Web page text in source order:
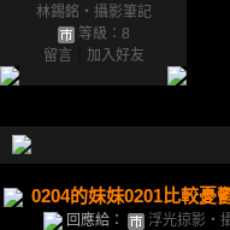
林錫銘‧攝影筆記
等級：8
留言
加入好友
0204的妹妹0201比較憂
回應給： 浮光掠影‧